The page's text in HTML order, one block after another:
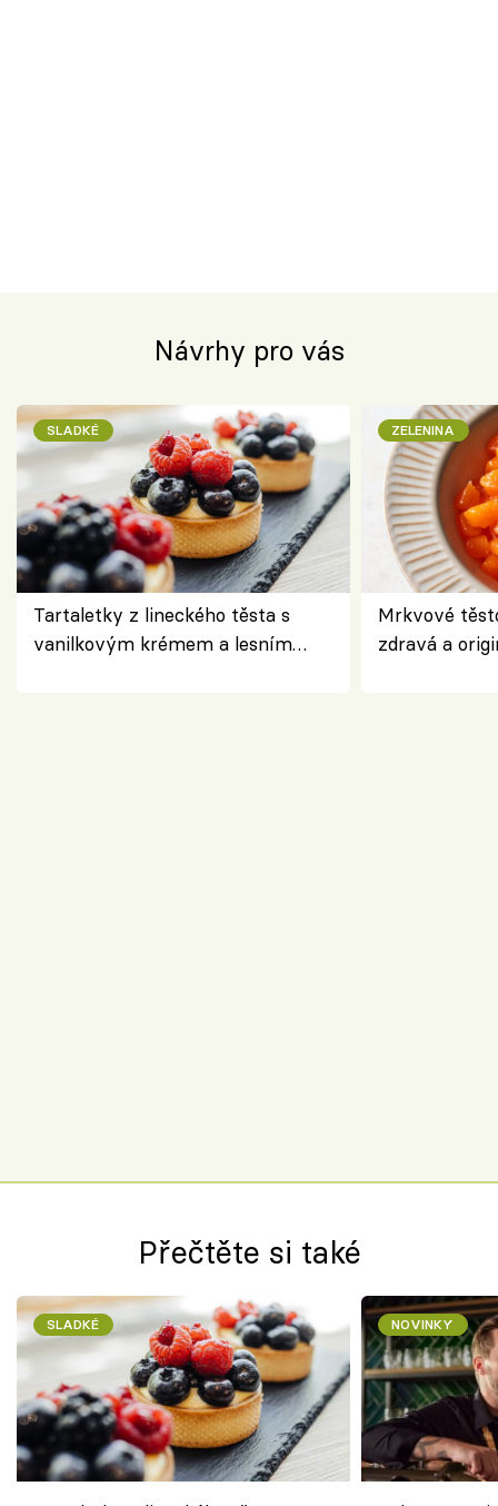
Návrhy pro vás
SLADKÉ
Tartaletky z lineckého těsta s
vanilkovým krémem a lesním
ZELENINA
Mrkvové
zdravá a
Přečtěte si také
SLADKÉ NOVINKY